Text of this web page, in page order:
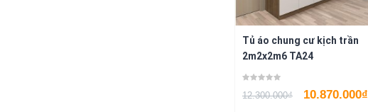
Tủ áo chung cư kịch trần
2m2x2m6 TA24
12.300.000₫ 10.870.000₫